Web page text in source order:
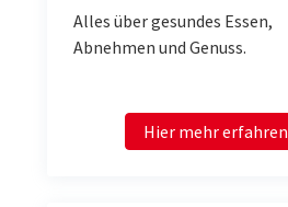
Alles über gesundes Essen,
Abnehmen und Genuss.
Hier mehr erfahren